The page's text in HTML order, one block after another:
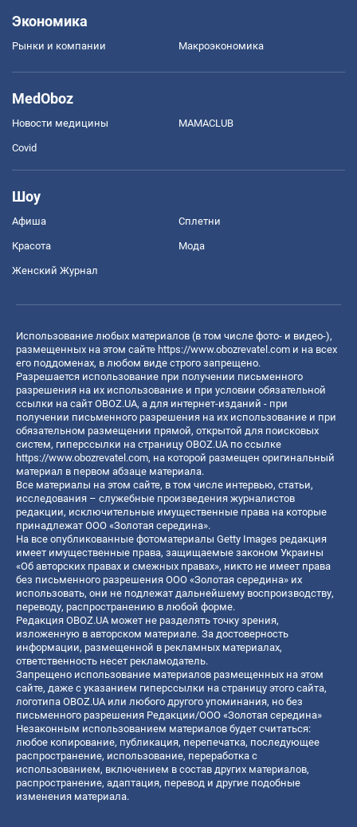
Экономика
Рынки и компании Mакроэкономика
MedOboz
Новости медицины MAMACLUB
Covid
Шоу
Афиша Сплетни
Красота Мода
Женский Журнал
Использование любых материалов (в том числе фото- и видео-),
размещенных на этом сайте https://www.obozrevatel.com и на всех
его поддоменах, в любом виде строго запрещено.
Разрешается использование при получении письменного
разрешения на их использование и при условии обязательной
ссылки на сайт OBOZ.UA, а для интернет-изданий - при
получении письменного разрешения на их использование и при
обязательном размещении прямой, открытой для поисковых
систем, гиперссылки на страницу OBOZ.UA по ссылке
https://www.obozrevatel.com, на которой размещен оригинальный
материал в первом абзаце материала.
Все материалы на этом сайте, в том числе интервью, статьи,
исследования – служебные произведения журналистов
редакции, исключительные имущественные права на которые
принадлежат ООО «Золотая середина».
На все опубликованные фотоматериалы Getty Images редакция
имеет имущественные права, защищаемые законом Украины
«Об авторских правах и смежных правах», никто не имеет права
без письменного разрешения ООО «Золотая середина» их
использовать, они не подлежат дальнейшему воспроизводству,
переводу, распространению в любой форме.
Редакция OBOZ.UA может не разделять точку зрения,
изложенную в авторском материале. За достоверность
информации, размещенной в рекламных материалах,
ответственность несет рекламодатель.
Запрещено использование материалов размещенных на этом
сайте, даже с указанием гиперссылки на страницу этого сайта,
логотипа OBOZ.UA или любого другого упоминания, но без
письменного разрешения Редакции/ООО «Золотая середина»
Незаконным использованием материалов будет считаться:
любое копирование, публикация, перепечатка, последующее
распространение, использование, переработка с
использованием, включением в состав других материалов,
распространение, адаптация, перевод и другие подобные
изменения материала.